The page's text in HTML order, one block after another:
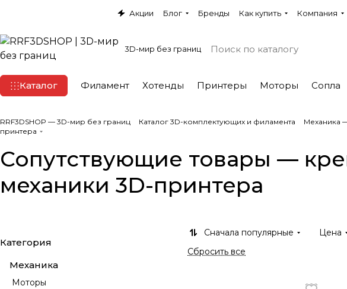
Акции Блог Бренды Как купить Компания
3D-мир без границ
Каталог Филамент Хотенды Принтеры Моторы Сопла
RRF3DSHOP — 3D-мир без границ Каталог 3D-комплектующих и филамента Механика
принтера
Сопутствующие товары —
механики 3D-принтера
Сначала популярные Цена
Сбросить все
Категория
Механика
Моторы